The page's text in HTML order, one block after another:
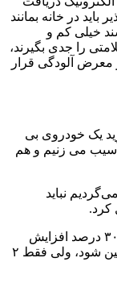
در خانه بمانند
خیلی کم و
را جدی بگیرند،
معرض آلودگی قرار
یک خودروی بی
می زنیم و هم
نباید
کرد.
معاون وزارت بهداشت اذعان کرد: باید سالانه ۳۰ درصد افزایش
تقاضای برق کشور از انرژی‌های تجدید پذیر تأمین شود، ولی فقط ۲